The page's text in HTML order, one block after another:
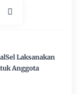
Laksanakan
Anggota